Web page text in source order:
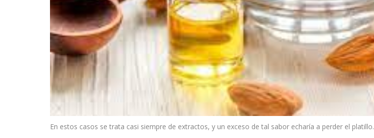
En estos casos se trata casi siempre de extractos, y un exceso de tal sabor echaría a perder el platillo.